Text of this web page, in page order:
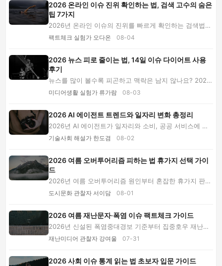
2026 온라인 이슈 진위 확인하는 법, 검색 고수의 숨은
팁 7가지
2026년 온라인 이슈의 진위를 빠르게 확인하는 검색법을
소개합니다. 캡처 원문 복원, 영상 맥락 검증, ...
팩트체크 실험가 오다온 08-04
2026 뉴스 피로 줄이는 법, 14일 이슈 다이어트 사용
후기
뉴스를 많이 볼수록 피곤하고 맥락은 남지 않나요? 2026
년 14일간 직접 실행한 이슈 다이어트의 설정법,...
미디어생활 실험가 류가람 08-03
2026 AI 에이전트 트렌드와 일자리 변화 총정리
2026년 AI 에이전트가 일자리와 소비, 공공 서비스에 미
치는 변화를 분석합니다. AI 기본법 이후 책임 ...
기술사회 해설가 한도겸 08-02
2026 여름 오버투어리즘 피하는 법 휴가지 선택 가이
드
2026년 여름 오버투어리즘 원인부터 혼잡한 휴가지 판별
법, 시간대 분산 일정, 총비용 비교, 주민과 환...
도시문화 관찰자 서이담 08-01
2026 여름 재난문자·폭염 이슈 팩트체크 가이드
2026년 신설된 폭염중대경보 기준부터 집중호우 재난문
자 진위 확인, 오래된 영상 판별, 가족·지역 커뮤...
재난미디어 관찰자 강여울 07-31
2026 사회 이슈 통계 읽는 법 초보자 입문 가이드